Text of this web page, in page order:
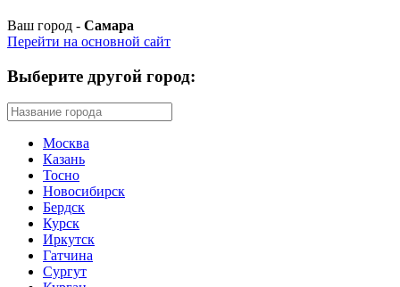
Ваш город - Самара
Перейти на основной сайт
Выберите другой город:
Москва
Казань
Тосно
Новосибирск
Бердск
Курск
Иркутск
Гатчина
Сургут